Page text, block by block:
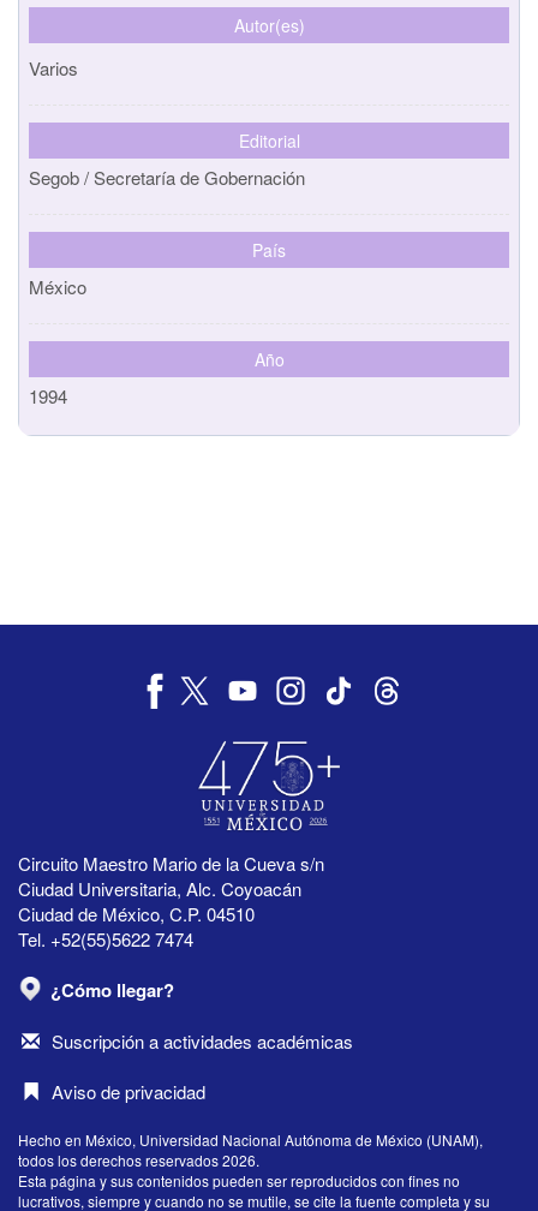
Autor(es)
Varios
Editorial
Segob / Secretaría de Gobernación
País
México
Año
1994
Circuito Maestro Mario de la Cueva s/n
Ciudad Universitaria, Alc. Coyoacán
Ciudad de México, C.P. 04510
Tel. +52(55)5622 7474
¿Cómo llegar?
Suscripción a actividades académicas
Aviso de privacidad
Hecho en México, Universidad Nacional Autónoma de México (UNAM),
todos los derechos reservados 2026.
Esta página y sus contenidos pueden ser reproducidos con fines no
lucrativos, siempre y cuando no se mutile, se cite la fuente completa y su